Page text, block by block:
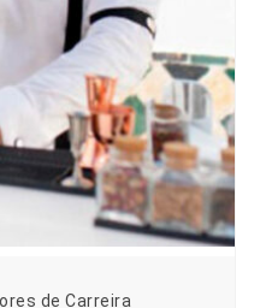
de Carreira